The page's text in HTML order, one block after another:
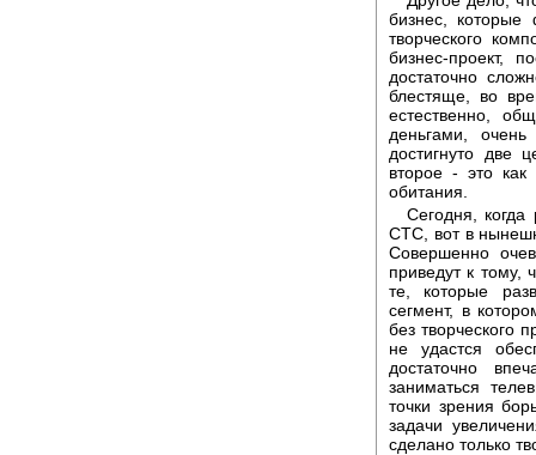
бизнес,
творческого
бизнес-проект,
достаточно
блестяще, во
естественно,
деньгами,
достигнуто две
второе - это как
обитания.
Сегодня, когда
СТС, вот в
Совершенно
приведут к тому,
те, которые
сегмент, в
без творческого
не удастся
достаточно
заниматься
точки зрения
задачи
сделано только